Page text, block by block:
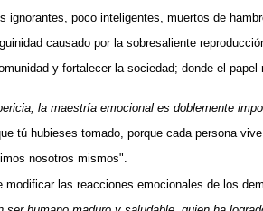
poco inteligentes, muertos de
causado por la sobresaliente
y fortalecer la sociedad; donde el
la maestría emocional es doblemente
tú hubieses tomado, porque cada persona
nosotros mismos".
las reacciones emocionales de los